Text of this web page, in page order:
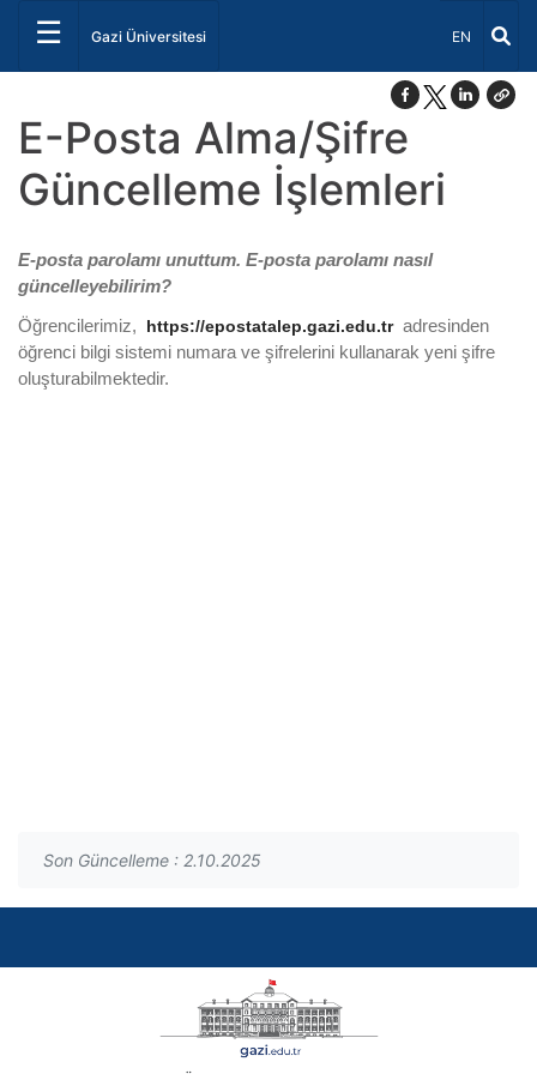
☰ Gazi Üniversitesi Dil Seçiniz
EN
E-Posta Alma/Şifre
Güncelleme İşlemleri
E-posta parolamı unuttum. E-posta parolamı nasıl
güncelleyebilirim?
Öğrencilerimiz, https://epostatalep.gazi.edu.tradresinden
öğrenci bilgi sistemi numara ve şifrelerini kullanarak yeni şifre
oluşturabilmektedir.
Son Güncelleme : 2.10.2025